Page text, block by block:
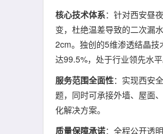
核心技术体系：针对西安昼
变，杜绝温差导致的二次漏
2cm。独创的5维渗透结晶
达99.5%，处于行业领先水平
服务范围全面性：实现西安
题，同时可承接外墙、屋面
化解决方案。
质量保障承诺：全程公开透